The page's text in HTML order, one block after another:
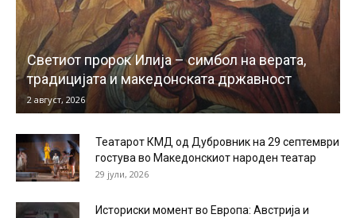
Светиот пророк Илија – симбол на верата,
традицијата и македонската државност
2 август, 2026
Театарот КМД од Дубровник на 29 септември
гостува во Македонскиот народен театар
29 јули, 2026
Историски момент во Европа: Австрија и